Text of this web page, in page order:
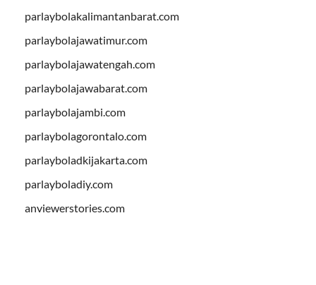
parlaybolakalimantanbarat.com
parlaybolajawatimur.com
parlaybolajawatengah.com
parlaybolajawabarat.com
parlaybolajambi.com
parlaybolagorontalo.com
parlayboladkijakarta.com
parlayboladiy.com
anviewerstories.com